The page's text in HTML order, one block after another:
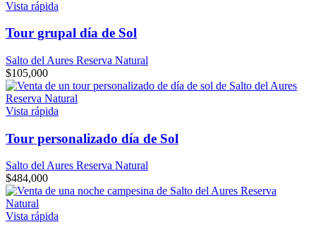
Vista rápida
Tour grupal día de Sol
Salto del Aures Reserva Natural
$105,000
Vista rápida
Tour personalizado día de Sol
Salto del Aures Reserva Natural
$484,000
Vista rápida